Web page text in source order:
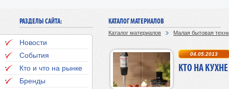
РАЗДЕЛЫ САЙТА:
Новости
События
Кто и что на рынке
Бренды
КАТАЛОГ МАТЕРИАЛОВ
Каталог материалов Малая бытовая
04.05.2013
КТО НА